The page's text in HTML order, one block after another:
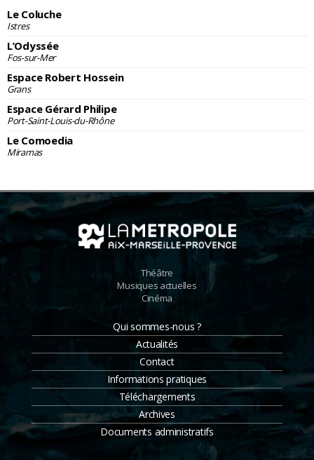
Le Coluche
Istres
L’Odyssée
Fos-sur-Mer
Espace Robert Hossein
Grans
Espace Gérard Philipe
Port-Saint-Louis-du-Rhône
Le Comoedia
Miramas
Théâtre
Musiques actuelles
Cinéma
Qui sommes-nous ?
Actualités
Contact
Informations pratiques
Téléchargements
Archives
Documents administratifs